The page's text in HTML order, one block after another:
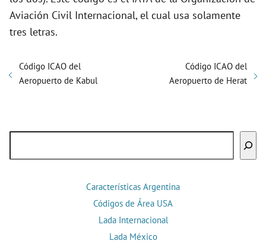
Aviación Civil Internacional, el cual usa solamente
tres letras.
Código ICAO del
Aeropuerto de Kabul
Código ICAO del
Aeropuerto de Herat
Características Argentina
Códigos de Área USA
Lada Internacional
Lada México